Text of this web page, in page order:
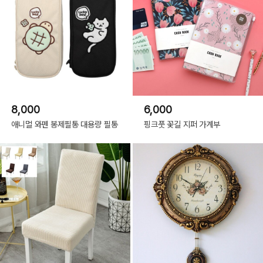
8,000
애니멀 와펜 봉제필통 대용량 필통
6,000
핑크풋 꽃길 지퍼 가계부